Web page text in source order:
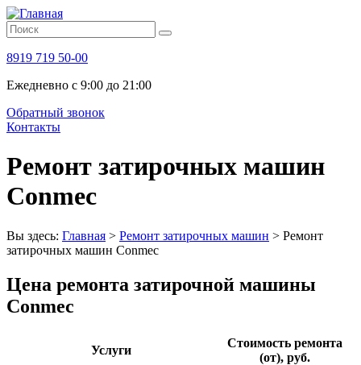
8919 719 50-00
Ежедневно с 9:00 до 21:00
Обратный звонок
Контакты
Ремонт затирочных машин
Conmec
Вы здесь: Главная > Ремонт затирочных машин > Ремонт
затирочных машин Conmec
Цена ремонта затирочной машины
Conmec
Услуги
Стоимость ремонта
(от), руб.